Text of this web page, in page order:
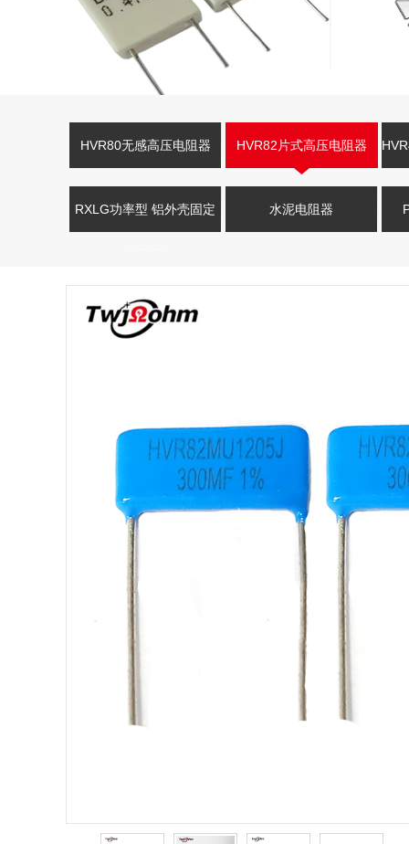
HVR80无感高压电阻器 HVR82片式高压电阻器
RXLG功率型 铝外壳固定 水泥电阻器